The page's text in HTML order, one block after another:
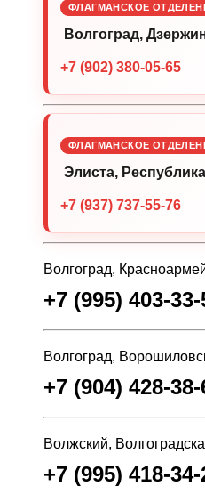
ФЛАГМАНСКОЕ
Волгоград,
+7 (902) 380-05-65
ФЛАГМАНСКОЕ
Элиста,
+7 (937) 737-55-76
Волгоград,
+7 (995) 403-33-
Волгоград,
+7 (904) 428-38-
Волжский,
+7 (995) 418-34-